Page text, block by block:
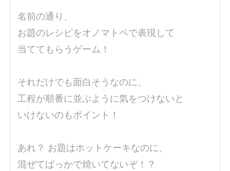
名前の通り、
お題のレシピをオノマトペで表現して
当ててもらうゲーム！
それだけでも面白そうなのに、
工程が順番に並ぶように気をつけないと
いけないのもポイント！
あれ？ お題はホットケーキなのに、
混ぜてばっかで焼いてないぞ！？